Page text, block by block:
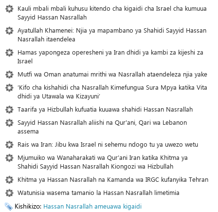
Kauli mbali mbali kuhusu kitendo cha kigaidi cha Israel cha kumuua
Sayyid Hassan Nasrallah
Ayatullah Khamenei: Njia ya mapambano ya Shahidi Sayyid Hassan
Nasrallah itaendelea
Hamas yapongeza operesheni ya Iran dhidi ya kambi za kijeshi za
Israel
Mutfi wa Oman anatumai mrithi wa Nasrallah ataendeleza njia yake
‘Kifo cha kishahidi cha Nasrallah Kimefungua Sura Mpya katika Vita
dhidi ya Utawala wa Kizayuni’
Taarifa ya Hizbullah kufuatia kuuawa shahidi Hassan Nasrallah
Sayyid Hassan Nasrallah aliishi na Qur'ani, Qari wa Lebanon
assema
Rais wa Iran: Jibu kwa Israel ni sehemu ndogo tu ya uwezo wetu
Mjumuiko wa Wanaharakati wa Qur’ani Iran katika Khitma ya
Shahidi Sayyid Hassan Nasrallah Kiongozi wa Hizbullah
Khitma ya Hassan Nasrallah na Kamanda wa IRGC kufanyika Tehran
Watunisia wasema tamanio la Hassan Nasrallah limetimia
Kishikizo: Hassan Nasrallah ameuawa kigaidi